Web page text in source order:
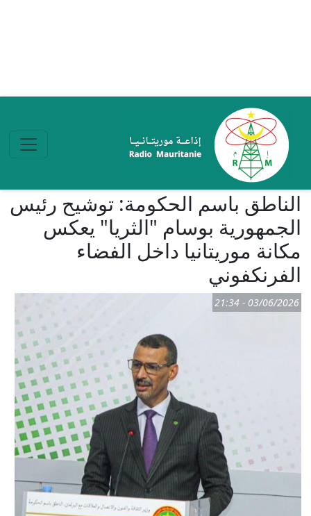
الناطق باسم الحكومة: توشيح رئيس
الجمهورية بوسام "الثريا" يعكس
مكانة موريتانيا داخل الفضاء
الفرنكفوني
03/06/2026 - 21:34